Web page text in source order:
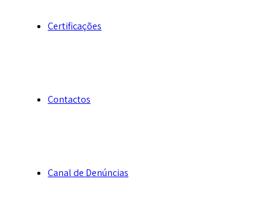
Certificações
Contactos
Canal de Denúncias